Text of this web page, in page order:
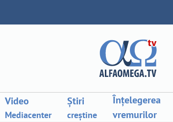
Video
Mediacenter
Știri
creștine
Înțelegerea
vremurilor